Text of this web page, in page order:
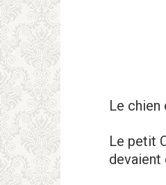
Le chien
Le petit
devaient